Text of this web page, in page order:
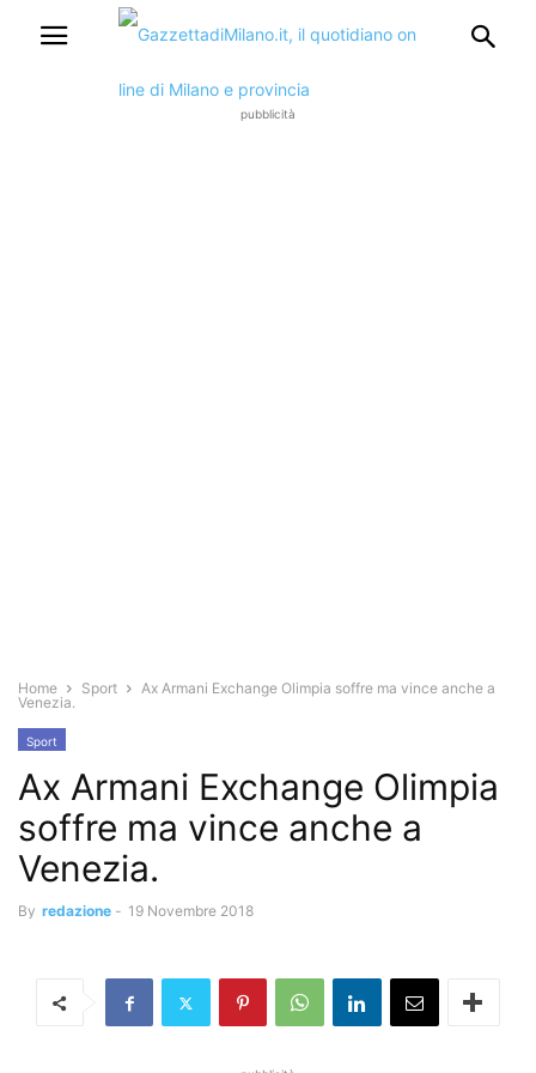
pubblicità
Home Sport
Ax Armani Exchange Olimpia soffre ma vince anche a
Venezia.
Sport
Ax Armani Exchange Olimpia
soffre ma vince anche a
Venezia.
By redazione - 19 Novembre 2018